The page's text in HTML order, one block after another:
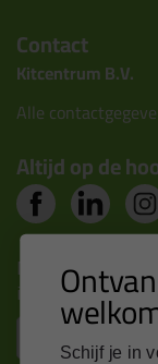
Contact
Kitcentrum B.V.
Alle
Altijd op de
Nieuws, tips en
inbox
Schijf je in